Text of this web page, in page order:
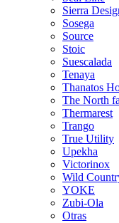
Sierra
Sosega
Source
Stoic
Suescalada
Tenaya
Thanatos
The North
Thermarest
Trango
True Utility
Upekha
Victorinox
Wild
YOKE
Zubi-Ola
Otras